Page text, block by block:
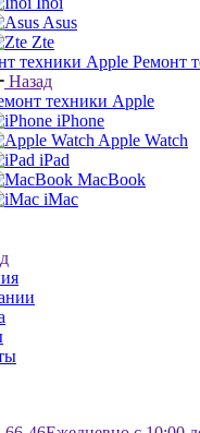
Asus
Zte
Ремонт
Назад
техники Apple
iPhone
Apple Watch
iPad
MacBook
iMac